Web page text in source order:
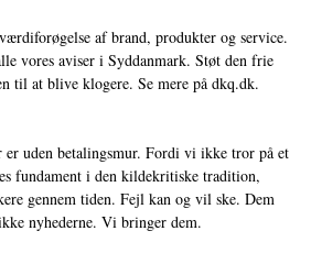
af brand, produkter og service.
vores aviser i Syddanmark. Støt den frie
til at blive klogere. Se mere på dkq.dk.
er uden betalingsmur. Fordi vi ikke tror på et
fundament i den kildekritiske tradition,
gennem tiden. Fejl kan og vil ske. Dem
nyhederne. Vi bringer dem.